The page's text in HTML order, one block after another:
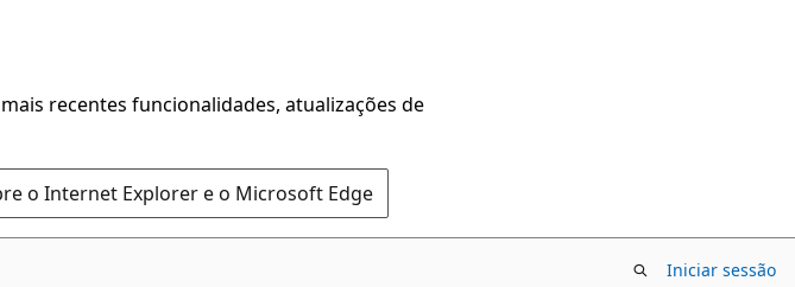
recentes funcionalidades, atualizações de
o Internet Explorer e o Microsoft Edge
Iniciar sessão